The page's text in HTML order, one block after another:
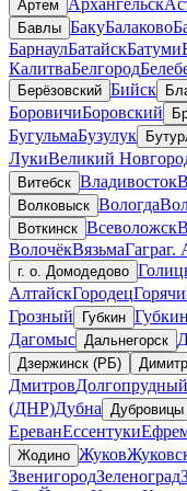
Артем Архангельск
Бавлы БакуБалаково
БарнаулБатайскБатуми
КалитваБелгород
Берёзовский Бийск
БоровичиБоровский
БугульмаБузулук
ЛукиВеликий
Витебск Владивосток
Волковыск Вологда
Воткинск Всеволожск
ВолочёкВязьмаГаграг.
г. о. Домодедово
АлтайскГородец
Грозный Губкин
Дагомыс Дальнегорск
Дзержинск (РБ)
ДмитровДолгопрудный
(ДНР)Дубна Дубровицы
ЕреванЕссентуки
Жодино Жуков
ЗвенигородЗеленоград